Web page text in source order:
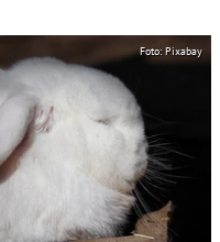
Foto: Pixabay